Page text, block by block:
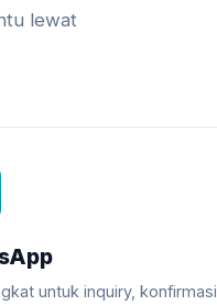
lewat
untuk inquiry, konfirmasi